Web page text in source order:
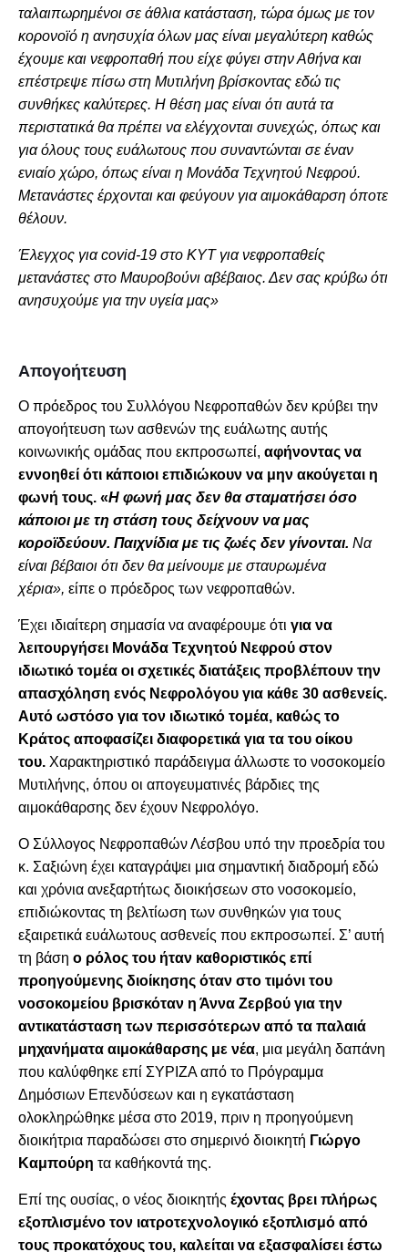
ταλαιπωρημένοι σε άθλια κατάσταση, τώρα όμως με τον
κορονοϊό η ανησυχία όλων μας είναι μεγαλύτερη καθώς
έχουμε και νεφροπαθή που είχε φύγει στην Αθήνα και
επέστρεψε πίσω στη Μυτιλήνη βρίσκοντας εδώ τις
συνθήκες καλύτερες. Η θέση μας είναι ότι αυτά τα
περιστατικά θα πρέπει να ελέγχονται συνεχώς, όπως και
για όλους τους ευάλωτους που συναντώνται σε έναν
ενιαίο χώρο, όπως είναι η Μονάδα Τεχνητού Νεφρού.
Μετανάστες έρχονται και φεύγουν για αιμοκάθαρση όποτε
θέλουν.
Έλεγχος για covid-19 στο ΚΥΤ για νεφροπαθείς
μετανάστες στο Μαυροβούνι αβέβαιος. Δεν σας κρύβω ότι
ανησυχούμε για την υγεία μας»
Απογοήτευση
Ο πρόεδρος του Συλλόγου Νεφροπαθών δεν κρύβει την
απογοήτευση των ασθενών της ευάλωτης αυτής
κοινωνικής ομάδας που εκπροσωπεί, αφήνοντας να
εννοηθεί ότι κάποιοι επιδιώκουν να μην ακούγεται η
φωνή τους. «Η φωνή μας δεν θα σταματήσει όσο
κάποιοι με τη στάση τους δείχνουν να μας
κοροϊδεύουν. Παιχνίδια με τις ζωές δεν γίνονται. Να
είναι βέβαιοι ότι δεν θα μείνουμε με σταυρωμένα
χέρια», είπε ο πρόεδρος των νεφροπαθών.
Έχει ιδιαίτερη σημασία να αναφέρουμε ότι για να
λειτουργήσει Μονάδα Τεχνητού Νεφρού στον
ιδιωτικό τομέα οι σχετικές διατάξεις προβλέπουν την
απασχόληση ενός Νεφρολόγου για κάθε 30 ασθενείς.
Αυτό ωστόσο για τον ιδιωτικό τομέα, καθώς το
Κράτος αποφασίζει διαφορετικά για τα του οίκου
του. Χαρακτηριστικό παράδειγμα άλλωστε το νοσοκομείο
Μυτιλήνης, όπου οι απογευματινές βάρδιες της
αιμοκάθαρσης δεν έχουν Νεφρολόγο.
Ο Σύλλογος Νεφροπαθών Λέσβου υπό την προεδρία του
κ. Σαξιώνη έχει καταγράψει μια σημαντική διαδρομή εδώ
και χρόνια ανεξαρτήτως διοικήσεων στο νοσοκομείο,
επιδιώκοντας τη βελτίωση των συνθηκών για τους
εξαιρετικά ευάλωτους ασθενείς που εκπροσωπεί. Σ’ αυτή
τη βάση ο ρόλος του ήταν καθοριστικός επί
προηγούμενης διοίκησης όταν στο τιμόνι του
νοσοκομείου βρισκόταν η Άννα Ζερβού για την
αντικατάσταση των περισσότερων από τα παλαιά
μηχανήματα αιμοκάθαρσης με νέα, μια μεγάλη δαπάνη
που καλύφθηκε επί ΣΥΡΙΖΑ από το Πρόγραμμα
Δημόσιων Επενδύσεων και η εγκατάσταση
ολοκληρώθηκε μέσα στο 2019, πριν η προηγούμενη
διοικήτρια παραδώσει στο σημερινό διοικητή Γιώργο
Καμπούρη τα καθήκοντά της.
Επί της ουσίας, ο νέος διοικητής έχοντας βρει πλήρως
εξοπλισμένο τον ιατροτεχνολογικό εξοπλισμό από
τους προκατόχους του, καλείται να εξασφαλίσει έστω